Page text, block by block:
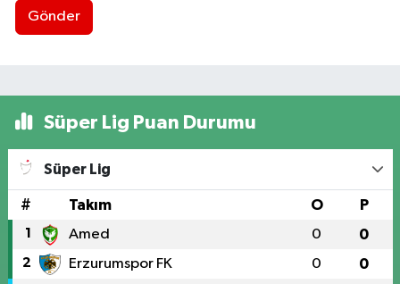
Gönder
Süper Lig Puan Durumu
Süper Lig
# Takım O P
1 Amed 0 0
2 Erzurumspor FK 0 0